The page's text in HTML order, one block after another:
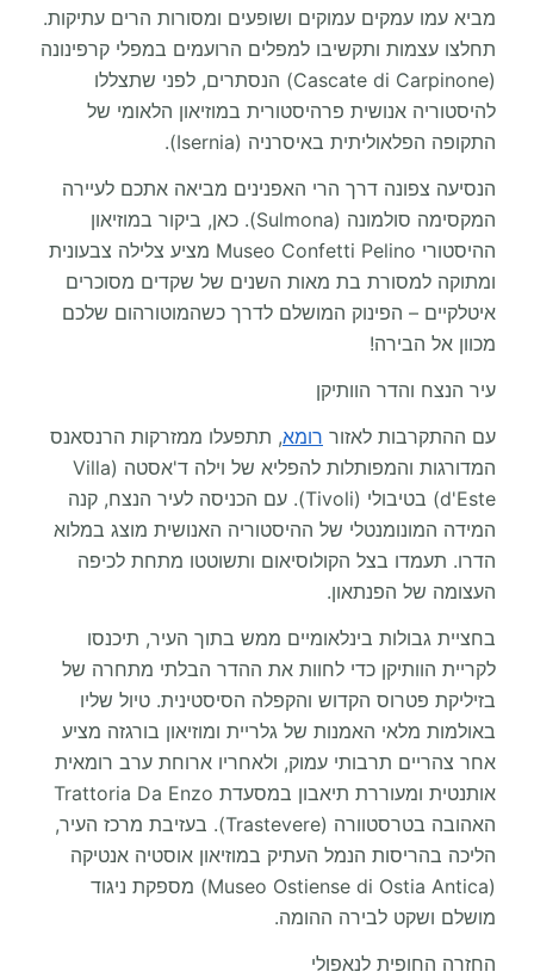
מביא עמו עמקים עמוקים ושופעים ומסורות הרים עתיקות.
תחלצו עצמות ותקשיבו למפלים הרועמים במפלי קרפינונה
(Cascate di Carpinone) הנסתרים, לפני שתצללו
להיסטוריה אנושית פרהיסטורית במוזיאון הלאומי של
התקופה הפלאוליתית באיסרניה (Isernia).
הנסיעה צפונה דרך הרי האפנינים מביאה אתכם לעיירה
המקסימה סולמונה (Sulmona). כאן, ביקור במוזיאון
ההיסטורי Museo Confetti Pelino מציע צלילה צבעונית
ומתוקה למסורת בת מאות השנים של שקדים מסוכרים
איטלקיים – הפינוק המושלם לדרך כשהמוטורהום שלכם
מכוון אל הבירה!
עיר הנצח והדר הוותיקן
עם ההתקרבות לאזור רומא, תתפעלו ממזרקות הרנסאנס
המדורגות והמפותלות להפליא של וילה ד'אסטה (Villa
d'Este) בטיבולי (Tivoli). עם הכניסה לעיר הנצח, קנה
המידה המונומנטלי של ההיסטוריה האנושית מוצג במלוא
הדרו. תעמדו בצל הקולוסיאום ותשוטטו מתחת לכיפה
העצומה של הפנתאון.
בחציית גבולות בינלאומיים ממש בתוך העיר, תיכנסו
לקריית הוותיקן כדי לחוות את ההדר הבלתי מתחרה של
בזיליקת פטרוס הקדוש והקפלה הסיסטינית. טיול שליו
באולמות מלאי האמנות של גלריית ומוזיאון בורגזה מציע
אחר צהריים תרבותי עמוק, ולאחריו ארוחת ערב רומאית
אותנטית ומעוררת תיאבון במסעדת Trattoria Da Enzo
האהובה בטרסטוורה (Trastevere). בעזיבת מרכז העיר,
הליכה בהריסות הנמל העתיק במוזיאון אוסטיה אנטיקה
(Museo Ostiense di Ostia Antica) מספקת ניגוד
מושלם ושקט לבירה ההומה.
החזרה החופית לנאפולי